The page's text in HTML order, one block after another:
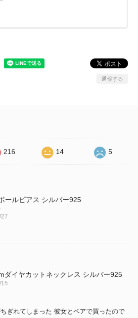
通報する
216 14 5
ールピアス シルバー925
ダイヤカットネックレス シルバー925
ぎれてしまった 彼女とペアで買ったので